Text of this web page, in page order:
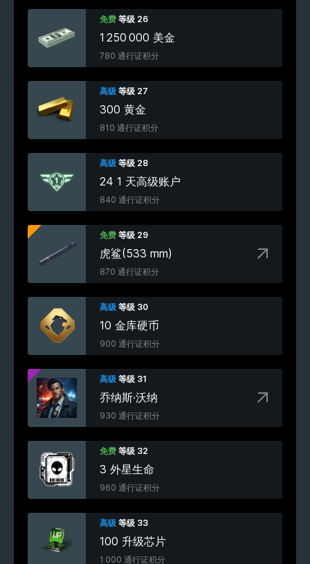
免费 等级 26
1 250 000 美金
780 通行证积分
高级 等级 27
300 黄金
810 通行证积分
高级 等级 28
24 1 天高级账户
840 通行证积分
免费 等级 29
虎鲨(533 mm)
870 通行证积分
高级 等级 30
10 金库硬币
900 通行证积分
高级 等级 31
乔纳斯·沃纳
930 通行证积分
免费 等级 32
3 外星生命
960 通行证积分
高级 等级 33
100 升级芯片
1 000 通行证积分